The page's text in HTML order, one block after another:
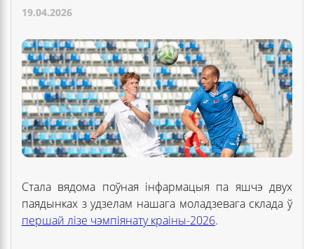
19.04.2026
Стала вядома поўная інфармацыя па яшчэ двух
паядынках з удзелам нашага моладзевага склада ў
першай лізе чэмпіянату краіны-2026.